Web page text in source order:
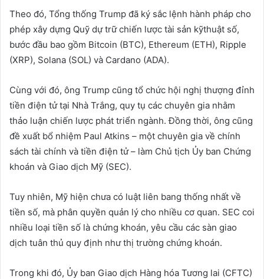
Theo đó, Tổng thống Trump đã ký sắc lệnh hành pháp cho
phép xây dựng Quỹ dự trữ chiến lược tài sản kỹthuật số,
bước đầu bao gồm Bitcoin (BTC), Ethereum (ETH), Ripple
(XRP), Solana (SOL) và Cardano (ADA).
Cùng với đó, ông Trump cũng tổ chức hội nghị thượng đỉnh
tiền điện tử tại Nhà Trắng, quy tụ các chuyên gia nhằm
thảo luận chiến lược phát triển ngành. Đồng thời, ông cũng
đề xuất bổ nhiệm Paul Atkins – một chuyên gia về chính
sách tài chính và tiền điện tử – làm Chủ tịch Ủy ban Chứng
khoán và Giao dịch Mỹ (SEC).
Tuy nhiên, Mỹ hiện chưa có luật liên bang thống nhất về
tiền số, mà phân quyền quản lý cho nhiều cơ quan. SEC coi
nhiều loại tiền số là chứng khoán, yêu cầu các sàn giao
dịch tuân thủ quy định như thị trường chứng khoán.
Trong khi đó, Ủy ban Giao dịch Hàng hóa Tương lai (CFTC)